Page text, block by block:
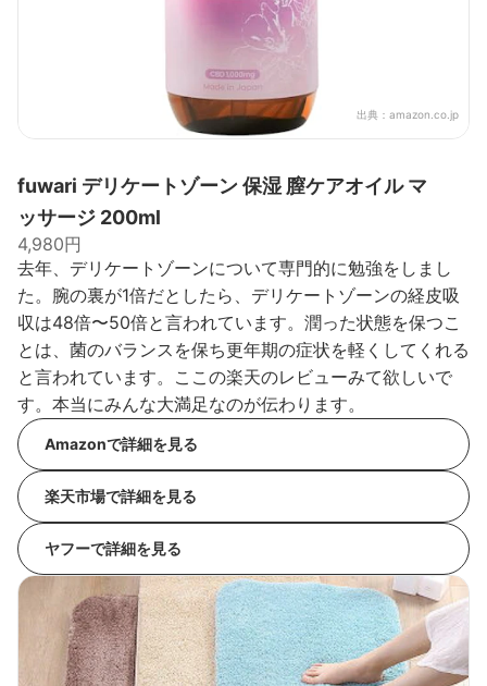
出典： amazon.co.jp
fuwari デリケートゾーン 保湿 膣ケアオイル マ
ッサージ 200ml
4,980円
去年、デリケートゾーンについて専門的に勉強をしまし
た。腕の裏が1倍だとしたら、デリケートゾーンの経皮吸
収は48倍〜50倍と言われています。潤った状態を保つこ
とは、菌のバランスを保ち更年期の症状を軽くしてくれる
と言われています。ここの楽天のレビューみて欲しいで
す。本当にみんな大満足なのが伝わります。
Amazonで詳細を見る
楽天市場で詳細を見る
ヤフーで詳細を見る